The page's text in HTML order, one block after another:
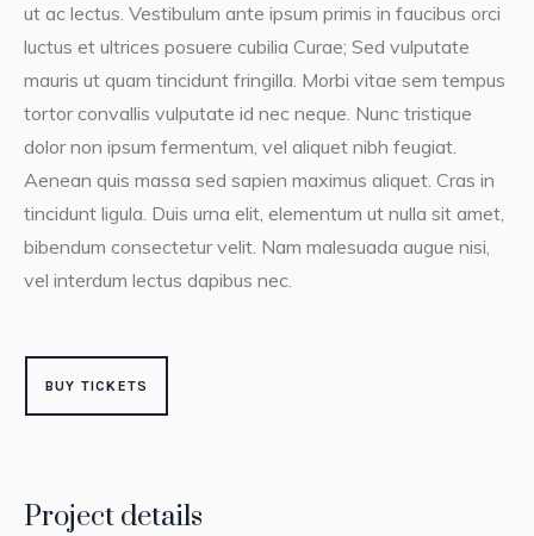
Project details
ut ac lectus. Vestibulum ante ipsum primis in faucibus orci
luctus et ultrices posuere cubilia Curae; Sed vulputate
mauris ut quam tincidunt fringilla. Morbi vitae sem tempus
tortor convallis vulputate id nec neque. Nunc tristique
dolor non ipsum fermentum, vel aliquet nibh feugiat.
Aenean quis massa sed sapien maximus aliquet. Cras in
tincidunt ligula. Duis urna elit, elementum ut nulla sit amet,
bibendum consectetur velit. Nam malesuada augue nisi,
vel interdum lectus dapibus nec.
BUY TICKETS